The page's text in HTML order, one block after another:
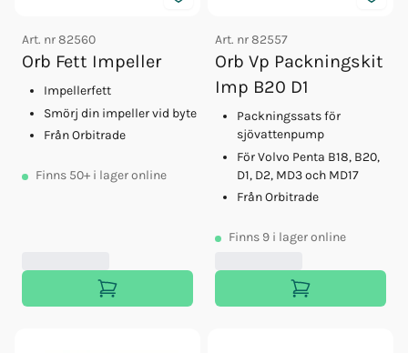
Art. nr82560
Orb Fett Impeller
Impellerfett
Smörj din impeller vid byte
Från Orbitrade
Finns 50+ i lager online
Art. nr82557
Orb Vp Packningskit
Imp B20 D1
Packningssats för
sjövattenpump
För Volvo Penta B18, B20,
D1, D2, MD3 och MD17
Från Orbitrade
Finns 9 i lager online